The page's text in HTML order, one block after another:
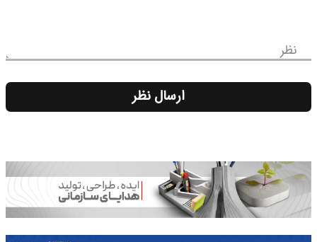
نظر
ارسال نظر